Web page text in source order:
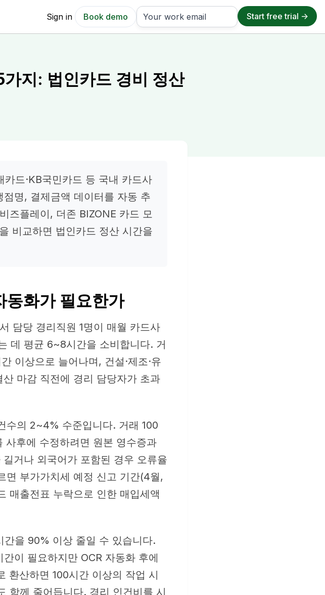
Sign in Book demo
지: 법인카드 경비 정산
드·KB국민카드 등 국내 카드사
명, 결제금액 데이터를 자동 추
즈플레이, 더존 BIZONE 카드 모
비교하면 법인카드 정산 시간을
동화가 필요한가
담당 경리직원 1명이 매월 카드사
데 평균 6~8시간을 소비합니다. 거
이상으로 늘어나며, 건설·제조·유
마감 직전에 경리 담당자가 초과
수의 2~4% 수준입니다. 거래 100
후에 수정하려면 원본 영수증과
거나 외국어가 포함된 경우 오류율
면 부가가치세 예정 신고 기간(4월,
매출전표 누락으로 인한 매입세액
간을 90% 이상 줄일 수 있습니다.
이 필요하지만 OCR 자동화 후에
환산하면 100시간 이상의 작업 시
함께 줄어듭니다. 경리 인건비를 시